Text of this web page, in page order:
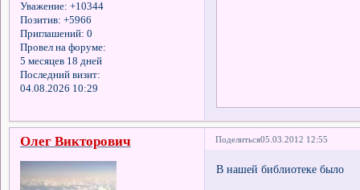
Уважение: +10344
Позитив: +5966
Приглашений: 0
Провел на форуме:
5 месяцев 18 дней
Последний визит:
04.08.2026 10:29
Поделиться05.03.2012 12:55
Олег Викторович
В нашей библиотеке было